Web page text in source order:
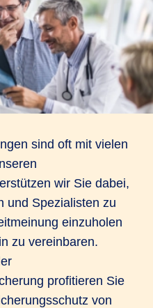
sind oft mit vielen
wir Sie dabei,
und Spezialisten zu
einzuholen
zu vereinbaren.
profitieren Sie
von